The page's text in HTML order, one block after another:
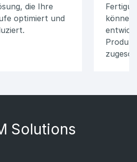
die Ihre
optimiert und
Solutions